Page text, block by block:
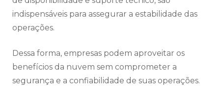
indispensáveis para assegurar a estabilidade das
operações.
Dessa forma, empresas podem aproveitar os
benefícios da nuvem sem comprometer a
segurança e a confiabilidade de suas operações.